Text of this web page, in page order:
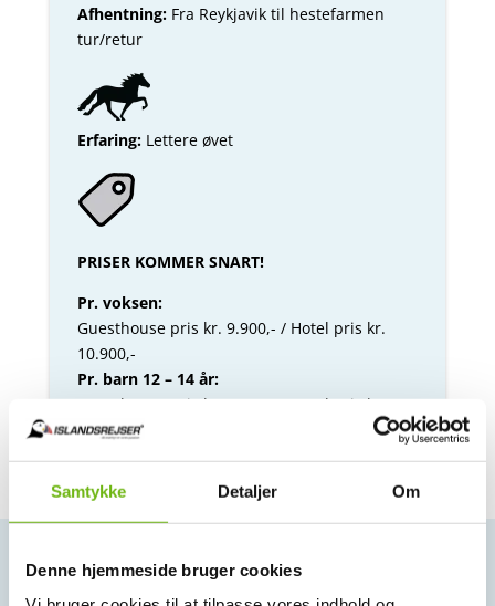
Samtykke Detaljer Om
Denne hjemmeside bruger cookies
Afhentning:Fra Reykjavik til hestefarmen
tur/retur
Erfaring:Lettere øvet
PRISER KOMMER SNART!
Pr. voksen:
Guesthouse pris kr. 9.900,- / Hotel pris kr.
10.900,-
Pr. barn 12 – 14 år:
Guesthouse pris kr. 7.950,- / Hotel pris kr.
8.700,-
GALLERI(klik for større billeder)